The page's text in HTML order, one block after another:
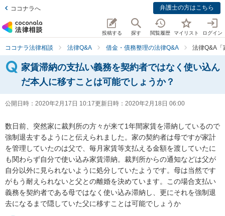
ココナラへ 弁護士の方はこちら
投稿する 探す 閲覧履歴 マイリスト ログイン
ココナラ法律相談 法律Q&A 借金・債務整理の法律Q&A 法律Q&A
家賃滞納の支払い義務を契約者ではなく使い込ん
だ本人に移すことは可能でしょうか？
公開日時： 2020年2月17日 10:17更新日時： 2020年2月18日 06:00
数日前、突然家に裁判所の方々が来て1年間家賃を滞納しているので
強制退去するようにと伝えられました。家の契約者は母ですが家計
を管理していたのは父で、毎月家賃等支払える金額を渡していたに
も関わらず自分で使い込み家賃滞納。裁判所からの通知などは父が
自分以外に見られないように処分していたようです。母は当然です
がもう耐えられないと父との離婚を決めています。この場合支払い
義務を契約者である母ではなく使い込み滞納し、更にそれを強制退
去になるまで隠していた父に移すことは可能でしょうか